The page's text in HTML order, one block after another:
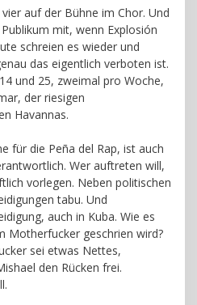
auf der Bühne im Chor. Und
mit, wenn Explosión
schreien es wieder und
das eigentlich verboten ist.
und 25, zweimal pro Woche,
der riesigen
Havannas.
für die Peña del Rap, ist auch
Wer auftreten will,
vorlegen. Neben politischen
tabu. Und
auch in Kuba. Wie es
Motherfucker geschrien wird?
sei etwas Nettes,
den Rücken frei.